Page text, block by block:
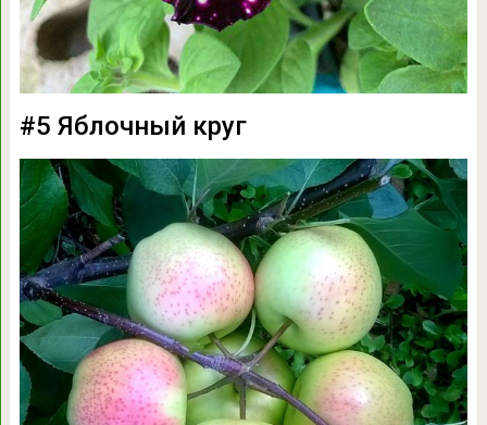
#5 Яблочный круг